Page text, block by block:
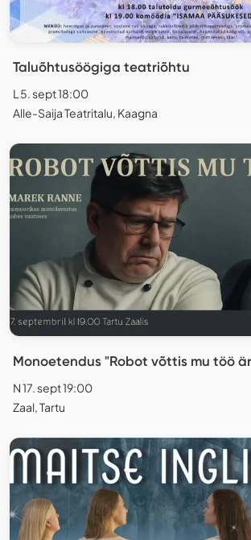
Taluõhtusöögiga teatriõhtu
L 5. sept 18:00
Alle-Saija Teatritalu, Kaagna
Monoetendus "Robot võttis mu töö
N 17. sept 19:00
Zaal, Tartu